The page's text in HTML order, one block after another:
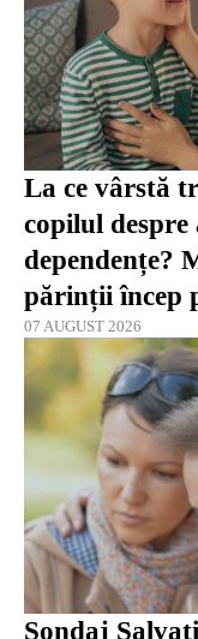
La ce vârstă
copilul
dependențe?
părinții încep
07 AUGUST 2026
Sondaj